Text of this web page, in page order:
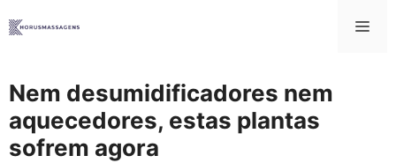
para
Nem desumidificadores nem
aquecedores, estas plantas
sofrem agora